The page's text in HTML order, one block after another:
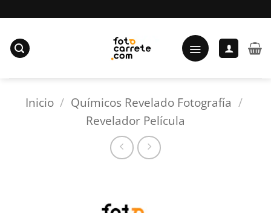
al
contenido
Inicio / Químicos Revelado Fotografía /
Revelador Película